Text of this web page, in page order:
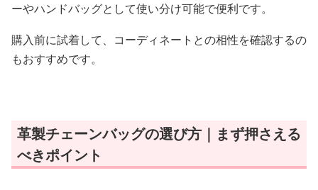
ーやハンドバッグとして使い分け可能で便利です。
購入前に試着して、コーディネートとの相性を確認するの
もおすすめです。
革製チェーンバッグの選び方｜まず押さえる
べきポイント